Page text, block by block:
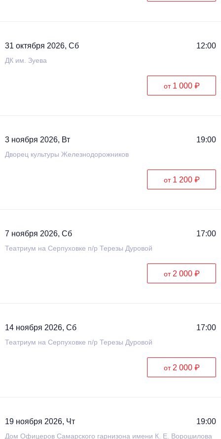
31 октября 2026, Сб 12:00
ДК им. Зуева
от 1 000 ₽
3 ноября 2026, Вт 19:00
Дворец культуры Железнодорожников
от 1 200 ₽
7 ноября 2026, Сб 17:00
Театриум на Серпуховке п/р Терезы Дуровой
от 2 000 ₽
14 ноября 2026, Сб 17:00
Театриум на Серпуховке п/р Терезы Дуровой
от 2 000 ₽
19 ноября 2026, Чт 19:00
Дом Офицеров Cамарского гарнизона имени К. Е. Ворошилова